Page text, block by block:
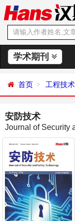
学术期刊
首页 工程技术
安防技术
Journal of Security